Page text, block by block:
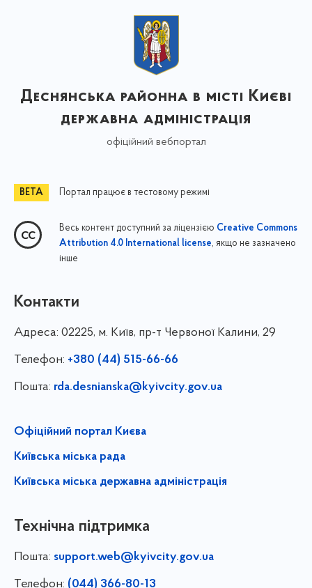
Деснянська районна в місті Києві
державна адміністрація
офіційний вебпортал
Портал працює в тестовому режимі
Весь контент доступний за ліцензією Creative Commons
Attribution 4.0 International license, якщо не зазначено
інше
Контакти
Адреса: 02225, м. Київ, пр-т Червоної Калини, 29
Телефон: +380 (44) 515-66-66
Пошта: rda.desnianska@kyivcity.gov.ua
Офіційний портал Києва
Київська міська рада
Київська міська державна адміністрація
Технічна підтримка
Пошта: support.web@kyivcity.gov.ua
Телефон: (044) 366-80-13